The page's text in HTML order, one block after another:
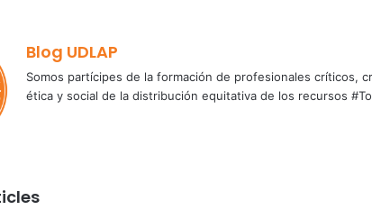
Blog UDLAP
Somos partícipes de la formación de profesionales críticos,
ética y social de la distribución equitativa de los recursos